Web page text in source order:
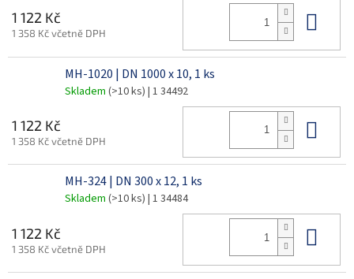
1 122 Kč
1 358 Kč včetně DPH
MH-1020 | DN 1000 x 10, 1 ks
Skladem (>10 ks) | 1 34492
1 122 Kč
1 358 Kč včetně DPH
MH-324 | DN 300 x 12, 1 ks
Skladem (>10 ks) | 1 34484
1 122 Kč
1 358 Kč včetně DPH